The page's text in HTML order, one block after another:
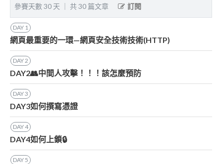
參賽天數30 天 共30 篇文章 訂閱
DAY 1
網頁最重要的一環—網頁安全技術技術(HTTP)
DAY2
DAY2👥中間人攻擊！！！該怎麼預防
DAY3
DAY3如何撰寫憑證
DAY4
DAY4如何上鎖🔒
DAY5